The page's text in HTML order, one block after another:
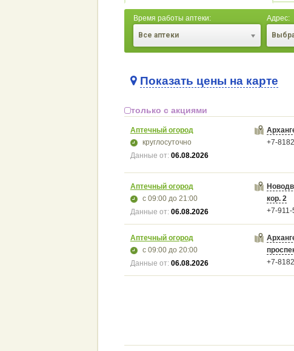
Время работы аптеки:
Все аптеки
Адрес:
Показать цены на карте
только с акциями
Аптечный огород
круглосуточно
Данные от: 06.08.2026
+7-
Аптечный огород
с 09:00до 21:00
Данные от: 06.08.2026
кор. 2
+7-
Аптечный огород
с 09:00до 20:00
Данные от: 06.08.2026
+7-